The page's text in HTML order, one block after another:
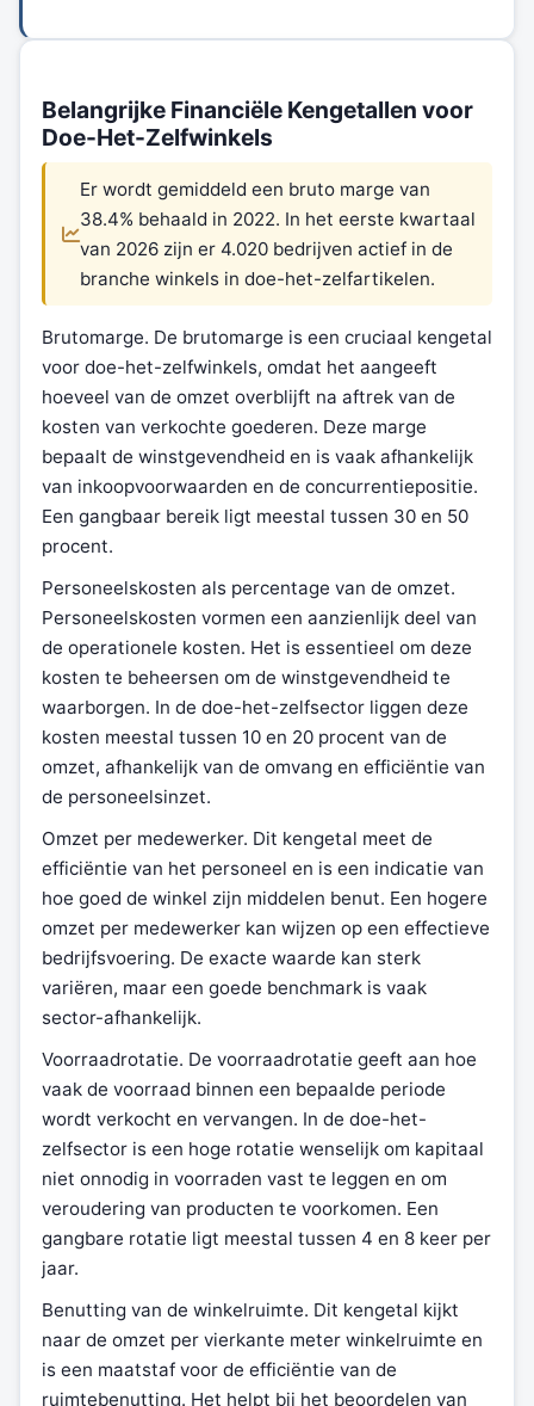
Belangrijke Financiële Kengetallen voor
Doe-Het-Zelfwinkels
Er wordt gemiddeld een bruto marge van
38.4% behaald in 2022. In het eerste kwartaal
van 2026 zijn er 4.020 bedrijven actief in de
branche winkels in doe-het-zelfartikelen.
Brutomarge. De brutomarge is een cruciaal kengetal
voor doe-het-zelfwinkels, omdat het aangeeft
hoeveel van de omzet overblijft na aftrek van de
kosten van verkochte goederen. Deze marge
bepaalt de winstgevendheid en is vaak afhankelijk
van inkoopvoorwaarden en de concurrentiepositie.
Een gangbaar bereik ligt meestal tussen 30 en 50
procent.
Personeelskosten als percentage van de omzet.
Personeelskosten vormen een aanzienlijk deel van
de operationele kosten. Het is essentieel om deze
kosten te beheersen om de winstgevendheid te
waarborgen. In de doe-het-zelfsector liggen deze
kosten meestal tussen 10 en 20 procent van de
omzet, afhankelijk van de omvang en efficiëntie van
de personeelsinzet.
Omzet per medewerker. Dit kengetal meet de
efficiëntie van het personeel en is een indicatie van
hoe goed de winkel zijn middelen benut. Een hogere
omzet per medewerker kan wijzen op een effectieve
bedrijfsvoering. De exacte waarde kan sterk
variëren, maar een goede benchmark is vaak
sector-afhankelijk.
Voorraadrotatie. De voorraadrotatie geeft aan hoe
vaak de voorraad binnen een bepaalde periode
wordt verkocht en vervangen. In de doe-het-
zelfsector is een hoge rotatie wenselijk om kapitaal
niet onnodig in voorraden vast te leggen en om
veroudering van producten te voorkomen. Een
gangbare rotatie ligt meestal tussen 4 en 8 keer per
jaar.
Benutting van de winkelruimte. Dit kengetal kijkt
naar de omzet per vierkante meter winkelruimte en
is een maatstaf voor de efficiëntie van de
ruimtebenutting. Het helpt bij het beoordelen van